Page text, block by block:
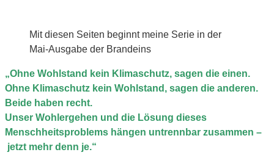
Mit diesen Seiten beginnt meine Serie in der
Mai-Ausgabe der Brandeins
„Ohne Wohlstand kein Klimaschutz, sagen die einen.
Ohne Klimaschutz kein Wohlstand, sagen die anderen.
Beide haben recht.
Unser Wohlergehen und die Lösung dieses
Menschheitsproblems hängen untrennbar zusammen –
jetzt mehr denn je.“